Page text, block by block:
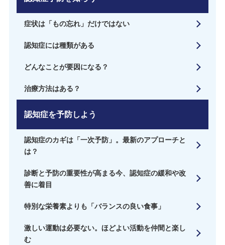
症状は「もの忘れ」だけではない
認知症には種類がある
どんなことが要因になる？
治療方法はある？
認知症を予防しよう
認知症のカギは「一次予防」。最新のアプローチと
は？
診断と予防の重要性が高まる今、認知症の緩和や改
善に着目
特別な栄養素よりも「バランスの良い食事」
激しい運動は必要ない。ほどよい活動を仲間と楽し
む